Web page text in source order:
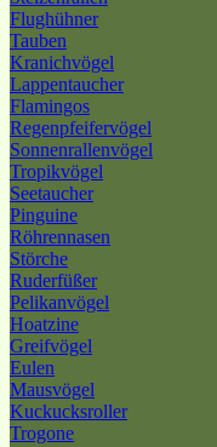
Flughühner
Tauben
Kranichvögel
Lappentaucher
Flamingos
Regenpfeifervögel
Sonnenrallenvögel
Tropikvögel
Seetaucher
Pinguine
Röhrennasen
Störche
Ruderfüßer
Pelikanvögel
Hoatzine
Greifvögel
Eulen
Mausvögel
Kuckucksroller
Trogone